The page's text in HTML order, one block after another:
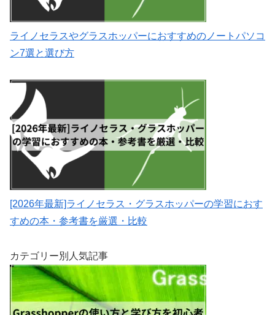
ライノセラスやグラスホッパーにおすすめのノートパソコ
ン7選と選び方
[2026年最新]ライノセラス・グラスホッパーの学習におす
すめの本・参考書を厳選・比較
カテゴリー別人気記事